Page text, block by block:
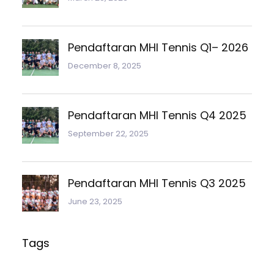
Pendaftaran MHI Tennis Q1– 2026
December 8, 2025
Pendaftaran MHI Tennis Q4 2025
September 22, 2025
Pendaftaran MHI Tennis Q3 2025
June 23, 2025
Tags